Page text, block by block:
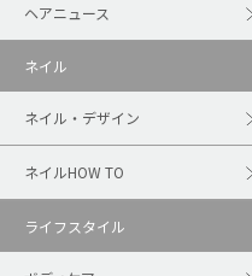
ヘアニュース
ネイル
ネイル・デザイン
ネイルHOW TO
ライフスタイル